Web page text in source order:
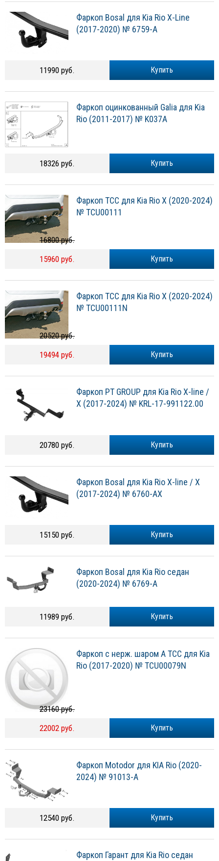
Фаркоп Bosal для Kia Rio X-Line
(2017-2020) № 6759-A
Купить
11990 руб.
Фаркоп оцинкованный Galia для Kia
Rio (2011-2017) № K037A
Купить
18326 руб.
Фаркоп ТСС для Kia Rio X (2020-2024)
№ TCU00111
Купить
16800 руб.
15960 руб.
Фаркоп ТСС для Kia Rio X (2020-2024)
№ TCU00111N
Купить
20520 руб.
19494 руб.
Фаркоп PT GROUP для Kia Rio X-line /
X (2017-2024) № KRL-17-991122.00
Купить
20780 руб.
Фаркоп Bosal для Kia Rio X-line / X
(2017-2024) № 6760-AX
Купить
15150 руб.
Фаркоп Bosal для Kia Rio седан
(2020-2024) № 6769-A
Купить
11989 руб.
Фаркоп с нерж. шаром А ТСС для Kia
Rio (2017-2020) № TCU00079N
Купить
23160 руб.
22002 руб.
Фаркоп Motodor для KIA Rio (2020-
2024) № 91013-A
Купить
12540 руб.
Фаркоп Гарант для Kia Rio седан